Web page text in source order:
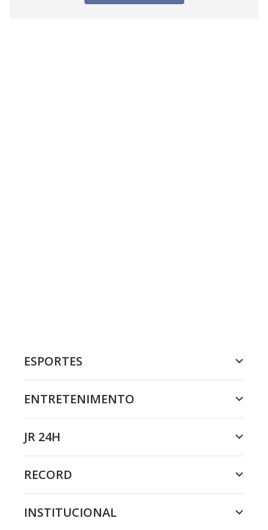
ESPORTES
ENTRETENIMENTO
JR 24H
RECORD
INSTITUCIONAL